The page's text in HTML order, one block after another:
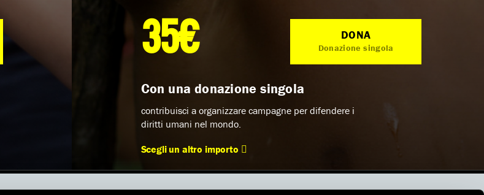
35€ DONA
Donazione singola
Con una donazione singola
contribuisci a organizzare campagne per difendere i
diritti umani nel mondo.
Scegli un altro importo